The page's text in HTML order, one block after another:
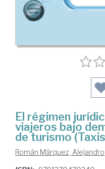
El régimen
viajeros bajo
de turismo
Román Márquez, Alejandro